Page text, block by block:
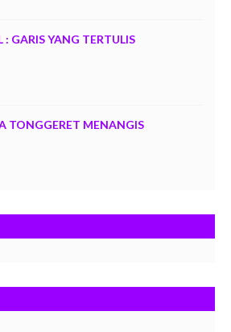
: GARIS YANG TERTULIS
TONGGERET MENANGIS